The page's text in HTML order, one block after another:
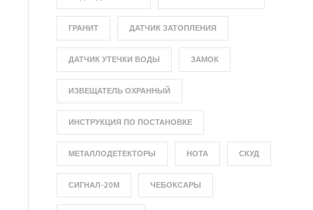
ГРАНИТ ДАТЧИК ЗАТОПЛЕНИЯ
ДАТЧИК УТЕЧКИ ВОДЫ ЗАМОК
ИЗВЕЩАТЕЛЬ ОХРАННЫЙ
ИНСТРУКЦИЯ ПО ПОСТАНОВКЕ
МЕТАЛЛОДЕТЕКТОРЫ НОТА СКУД
СИГНАЛ-20М ЧЕБОКСАРЫ